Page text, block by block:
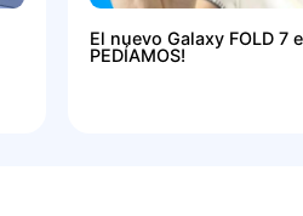
El nuevo Galaxy FOLD 7
PEDÍAMOS!